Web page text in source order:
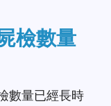
檢數量
數量已經長時